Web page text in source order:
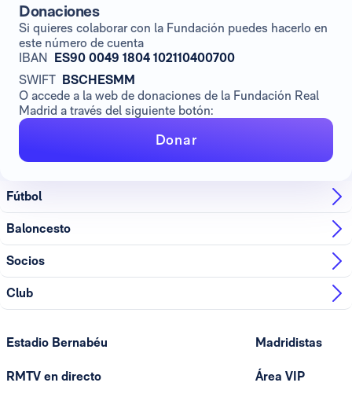
Donaciones
Si quieres colaborar con la Fundación puedes hacerlo en
este número de cuenta
IBAN ES90 0049 1804 102110400700
SWIFT BSCHESMM
O accede a la web de donaciones de la Fundación Real
Madrid a través del siguiente botón:
Donar
Fútbol
Baloncesto
Socios
Club
Estadio Bernabéu
RMTV en directo
Madridistas
Área VIP